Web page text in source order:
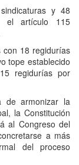
y 48
el artículo 115
con 18 regidurías
tope establecido
regidurías por
de armonizar la
la Constitución
al Congreso del
a más
del proceso